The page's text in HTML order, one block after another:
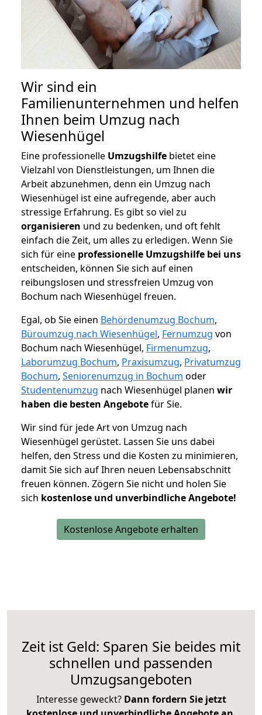
Wir sind ein
Familienunternehmen und helfen
Ihnen beim Umzug nach
Wiesenhügel
Eine professionelle Umzugshilfe bietet eine
Vielzahl von Dienstleistungen, um Ihnen die
Arbeit abzunehmen, denn ein Umzug nach
Wiesenhügel ist eine aufregende, aber auch
stressige Erfahrung. Es gibt so viel zu
organisieren und zu bedenken, und oft fehlt
einfach die Zeit, um alles zu erledigen. Wenn Sie
sich für eine professionelle Umzugshilfe bei uns
entscheiden, können Sie sich auf einen
reibungslosen und stressfreien Umzug von
Bochum nach Wiesenhügel freuen.
Egal, ob Sie einen Behördenumzug Bochum,
Büroumzug nach Wiesenhügel, Fernumzug von
Bochum nach Wiesenhügel, Firmenumzug,
Laborumzug Bochum, Praxisumzug, Privatumzug
Bochum, Seniorenumzug in Bochum oder
Studentenumzug nach Wiesenhügel planen wir
haben die besten Angebotefür Sie.
Wir sind für jede Art von Umzug nach
Wiesenhügel gerüstet. Lassen Sie uns dabei
helfen, den Stress und die Kosten zu minimieren,
damit Sie sich auf Ihren neuen Lebensabschnitt
freuen können. Zögern Sie nicht und holen Sie
sich kostenlose und unverbindliche Angebote!
Kostenlose Angebote erhalten
Zeit ist Geld: Sparen Sie beides mit
schnellen und passenden
Umzugsangeboten
Interesse geweckt? Dann fordern Sie jetzt